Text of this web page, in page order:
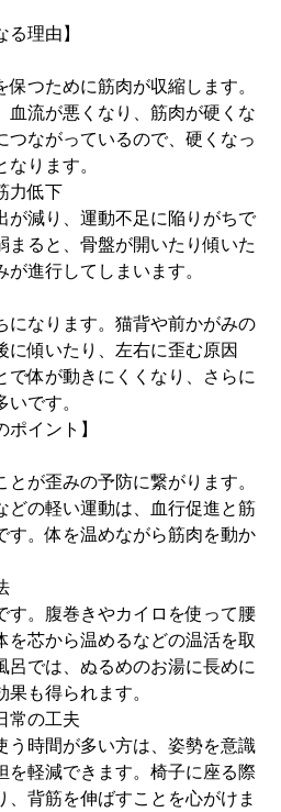
る理由】
つために筋肉が収縮します。
血流が悪くなり、筋肉が硬くな
つながっているので、硬くなっ
ります。
力低下
が減り、運動不足に陥りがちで
まると、骨盤が開いたり傾いた
進行してしまいます。
になります。猫背や前かがみの
に傾いたり、左右に歪む原因
で体が動きにくくなり、さらに
です。
ポイント】
が歪みの予防に繋がります。
どの軽い運動は、血行促進と筋
す。体を温めながら筋肉を動か
す。腹巻きやカイロを使って腰
を芯から温めるなどの温活を取
呂では、ぬるめのお湯に長めに
も得られます。
常の工夫
う時間が多い方は、姿勢を意識
を軽減できます。椅子に座る際
、背筋を伸ばすことを心がけま